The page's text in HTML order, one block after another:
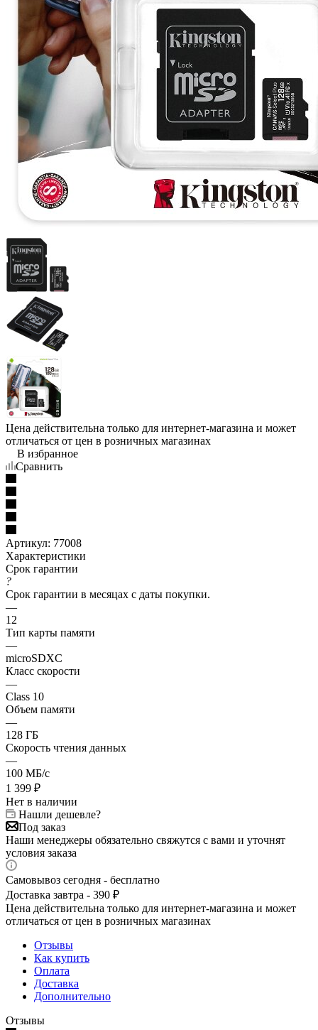
Цена действительна только для интернет-магазина и может
отличаться от цен в розничных магазинах
В избранное
Сравнить
Артикул: 77008
Характеристики
Срок гарантии
?
Срок гарантии в месяцах с даты покупки.
—
12
Тип карты памяти
—
microSDXC
Класс скорости
—
Class 10
Объем памяти
—
128 ГБ
Скорость чтения данных
—
100 МБ/с
1 399 ₽
Нет в наличии
Нашли дешевле?
Под заказ
Наши менеджеры обязательно свяжутся с вами и уточнят
условия заказа
Самовывоз сегодня - бесплатно
Доставка завтра - 390 ₽
Цена действительна только для интернет-магазина и может
отличаться от цен в розничных магазинах
Отзывы
Как купить
Оплата
Доставка
Дополнительно
Отзывы